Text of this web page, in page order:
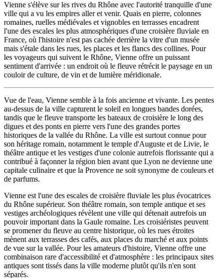
Vienne s'élève sur les rives du Rhône avec l'autorité tranquille d'une
ville qui a vu les empires aller et venir. Quais en pierre, colonnes
romaines, ruelles médiévales et vignobles en terrasses encadrent
l'une des escales les plus atmosphériques d'une croisière fluviale en
France, où l'histoire n'est pas cachée derrière la vitre d'un musée
mais s'étale dans les rues, les places et les flancs des collines. Pour
les voyageurs qui suivent le Rhône, Vienne offre un puissant
sentiment d'arrivée : un endroit où le fleuve rétrécit le paysage en un
couloir de culture, de vin et de lumière méridionale.
Vue de l'eau, Vienne semble à la fois ancienne et vivante. Les pentes
au-dessus de la ville capturent le soleil en longues bandes dorées,
tandis que le fleuve transporte les bateaux de croisière le long des
digues et des ponts en pierre vers l'une des grandes portes
historiques de la vallée du Rhône. La ville est surtout connue pour
son héritage romain, notamment le temple d'Auguste et de Livie, le
théâtre antique et les vestiges d'une colonie autrefois florissante qui a
contribué à façonner la région bien avant que Lyon ne devienne une
capitale culinaire et que la Provence ne soit synonyme de couleurs et
de parfums.
Vienne est l'une des escales de croisière fluviale les plus évocatrices
du Rhône supérieur. Son théâtre romain, son temple antique et ses
vestiges archéologiques révèlent une ville qui détenait autrefois un
pouvoir important dans la Gaule romaine. Les croisiéristes peuvent
se promener du fleuve au centre historique, où les rues étroites
mènent aux terrasses des cafés, aux places du marché et aux points
de vue sur la vallée. Pour les amateurs d'histoire, Vienne offre une
combinaison rare d'accessibilité et d'atmosphère : les principaux sites
antiques sont tissés dans la ville moderne plutôt qu'ils n'en sont
séparés.